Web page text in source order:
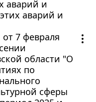
аварий и
аварий и
7 февраля
области "О
по
сферы